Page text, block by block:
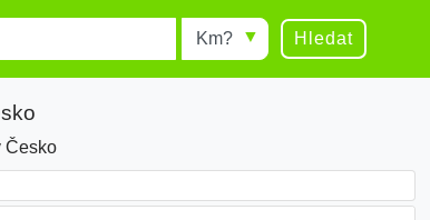
Radius Hledat
Česko